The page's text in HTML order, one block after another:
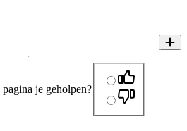
je geholpen?